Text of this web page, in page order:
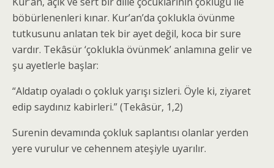
böbürlenenleri kınar. Kur’an’da çoklukla övünme
tutkusunu anlatan tek bir ayet değil, koca bir sure
vardır. Tekâsür ‘çoklukla övünmek’ anlamına gelir ve
şu ayetlerle başlar:
“Aldatıp oyaladı o çokluk yarışı sizleri. Öyle ki, ziyaret
edip saydınız kabirleri.” (Tekâsür, 1,2)
Surenin devamında çokluk saplantısı olanlar yerden
yere vurulur ve cehennem ateşiyle uyarılır.